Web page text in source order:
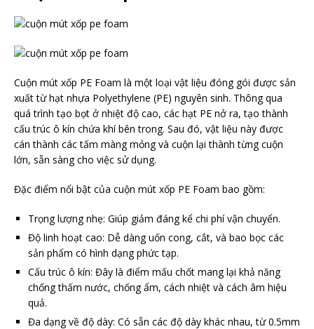
Cuộn mút xốp PE Foam là một loại vật liệu đóng gói được sản
xuất từ hạt nhựa Polyethylene (PE) nguyên sinh. Thông qua
quá trình tạo bọt ở nhiệt độ cao, các hạt PE nở ra, tạo thành
cấu trúc ô kín chứa khí bên trong. Sau đó, vật liệu này được
cán thành các tấm màng mỏng và cuộn lại thành từng cuộn
lớn, sẵn sàng cho việc sử dụng.
Đặc điểm nổi bật của cuộn mút xốp PE Foam bao gồm:
Trọng lượng nhẹ: Giúp giảm đáng kể chi phí vận chuyển.
Độ linh hoạt cao: Dễ dàng uốn cong, cắt, và bao bọc các
sản phẩm có hình dạng phức tạp.
Cấu trúc ô kín: Đây là điểm mấu chốt mang lại khả năng
chống thấm nước, chống ẩm, cách nhiệt và cách âm hiệu
quả.
Đa dạng về độ dày: Có sẵn các độ dày khác nhau, từ 0.5mm